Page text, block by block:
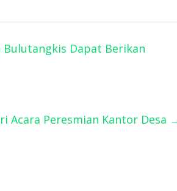
Bulutangkis Dapat Berikan
Acara Peresmian Kantor Desa